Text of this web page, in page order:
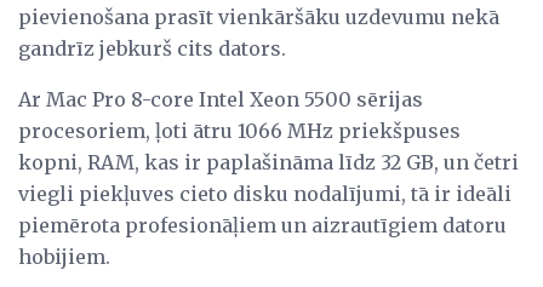
pievienošana prasīt vienkāršāku uzdevumu nekā
gandrīz jebkurš cits dators.
Ar Mac Pro 8-core Intel Xeon 5500 sērijas
procesoriem, ļoti ātru 1066 MHz priekšpuses
kopni, RAM, kas ir paplašināma līdz 32 GB, un četri
viegli piekļuves cieto disku nodalījumi, tā ir ideāli
piemērota profesionāļiem un aizrautīgiem datoru
hobijiem.